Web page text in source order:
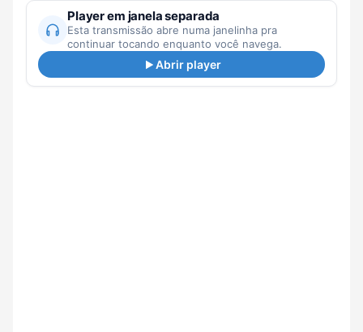
Player em janela separada
Esta transmissão abre numa janelinha pra
continuar tocando enquanto você navega.
Abrir player